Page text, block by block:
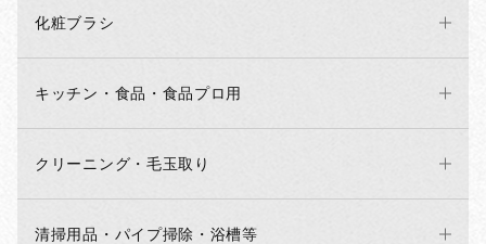
化粧ブラシ
キッチン・食品・食品プロ用
クリーニング・毛玉取り
清掃用品・パイプ掃除・浴槽等